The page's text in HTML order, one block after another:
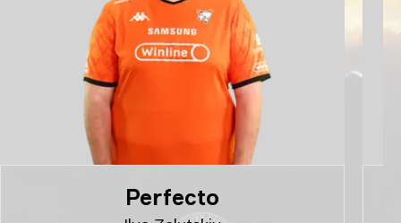
Perfecto